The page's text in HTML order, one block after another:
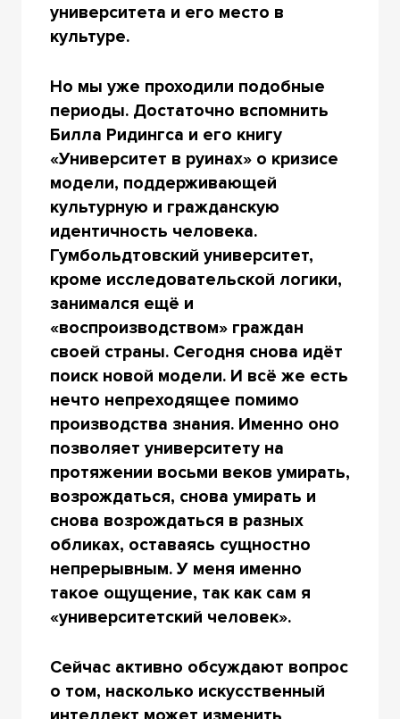
университета и его место в
культуре.
Но мы уже проходили подобные
периоды. Достаточно вспомнить
Билла Ридингса и его книгу
«Университет в руинах» о кризисе
модели, поддерживающей
культурную и гражданскую
идентичность человека.
Гумбольдтовский университет,
кроме исследовательской логики,
занимался ещё и
«воспроизводством» граждан
своей страны. Сегодня снова идёт
поиск новой модели. И всё же есть
нечто непреходящее помимо
производства знания. Именно оно
позволяет университету на
протяжении восьми веков умирать,
возрождаться, снова умирать и
снова возрождаться в разных
обликах, оставаясь сущностно
непрерывным. У меня именно
такое ощущение, так как сам я
«университетский человек».
Сейчас активно обсуждают вопрос
о том, насколько искусственный